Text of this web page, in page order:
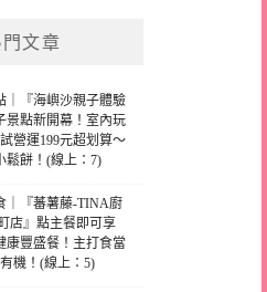
文章
｜『海嶼沙親子體驗
景點新開幕！室內玩
營運199元超划算～
鬆餅！(線上：7)
｜『蕃薯藤-TINA廚
店』點主餐即可享
康豐盛餐！主打食當
機！(線上：5)